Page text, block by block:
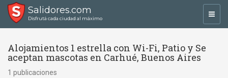
Salidores.com
Disfrutá cada ciudad al máximo
Alojamientos 1 estrella con Wi-Fi, Patio y Se
aceptan mascotas en Carhué, Buenos Aires
1 publicaciones